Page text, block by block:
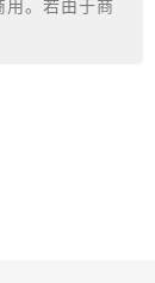
用。若由于商